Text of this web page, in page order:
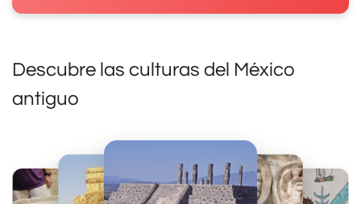
Descubre las culturas del México
antiguo